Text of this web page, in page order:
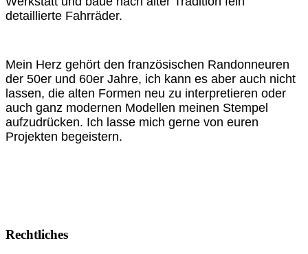
detaillierte Fahrräder.
Mein Herz gehört den französischen Randonneuren
der 50er und 60er Jahre, ich kann es aber auch nicht
lassen, die alten Formen neu zu interpretieren oder
auch ganz modernen Modellen meinen Stempel
aufzudrücken. Ich lasse mich gerne von euren
Projekten begeistern.
Rechtliches